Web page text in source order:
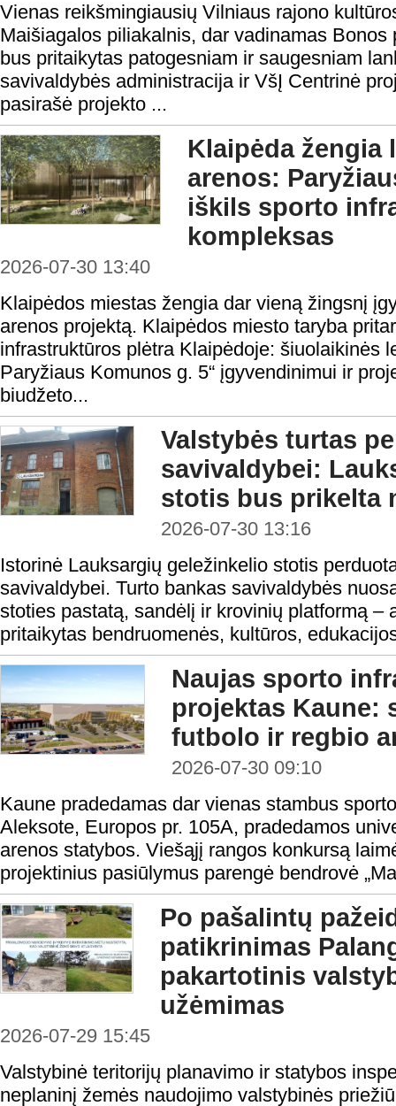
Vienas reikšmingiausių Vilniaus rajono
Maišiagalos piliakalnis, dar vadinamas
bus pritaikytas patogesniam ir saugesniam
savivaldybės administracija ir VšĮ Centrinė
pasirašė projekto ...
Klaipėda žengia
arenos:
iškils sporto
kompleksas
2026-07-30 13:40
Klaipėdos miestas žengia dar vieną žingsnį
arenos projektą. Klaipėdos miesto taryba
infrastruktūros plėtra Klaipėdoje: šiuolaikinės
Paryžiaus Komunos g. 5“ įgyvendinimui ir
biudžeto...
Valstybės turtas
savivaldybei:
stotis bus prikelta
2026-07-30 13:16
Istorinė Lauksargių geležinkelio stotis
savivaldybei. Turto bankas savivaldybės
stoties pastatą, sandėlį ir krovinių platformą –
pritaikytas bendruomenės, kultūros,
Naujas sporto
projektas Kaune:
futbolo ir regbio
2026-07-30 09:10
Kaune pradedamas dar vienas stambus
Aleksote, Europos pr. 105A, pradedamos
arenos statybos. Viešąjį rangos konkursą
projektinius pasiūlymus parengė bendrovė
Po pašalintų
patikrinimas
pakartotinis
užėmimas
2026-07-29 15:45
Valstybinė teritorijų planavimo ir statybos
neplaninį žemės naudojimo valstybinės